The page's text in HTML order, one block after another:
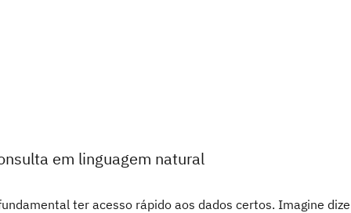
em linguagem natural
ter acesso rápido aos dados certos. Imagine